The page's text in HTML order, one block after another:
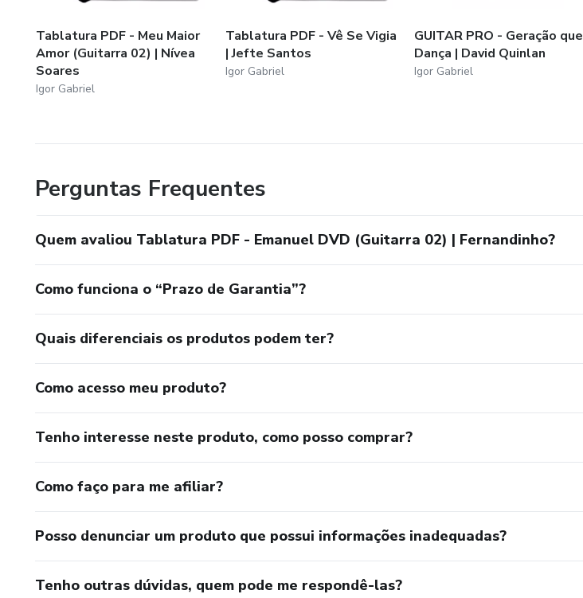
Tablatura PDF - Meu Maior
Amor (Guitarra 02) | Nívea
Soares
Igor Gabriel
Tablatura PDF - Vê Se Vigia
| Jefte Santos
Igor Gabriel
GUITAR PRO - Geração que
Dança | David Quinlan
Igor Gabriel
Perguntas Frequentes
Quem avaliou Tablatura PDF - Emanuel DVD (Guitarra 02) | Fernandinho?
Como funciona o “Prazo de Garantia”?
Quais diferenciais os produtos podem ter?
Como acesso meu produto?
Tenho interesse neste produto, como posso comprar?
Como faço para me afiliar?
Posso denunciar um produto que possui informações inadequadas?
Tenho outras dúvidas, quem pode me respondê-las?